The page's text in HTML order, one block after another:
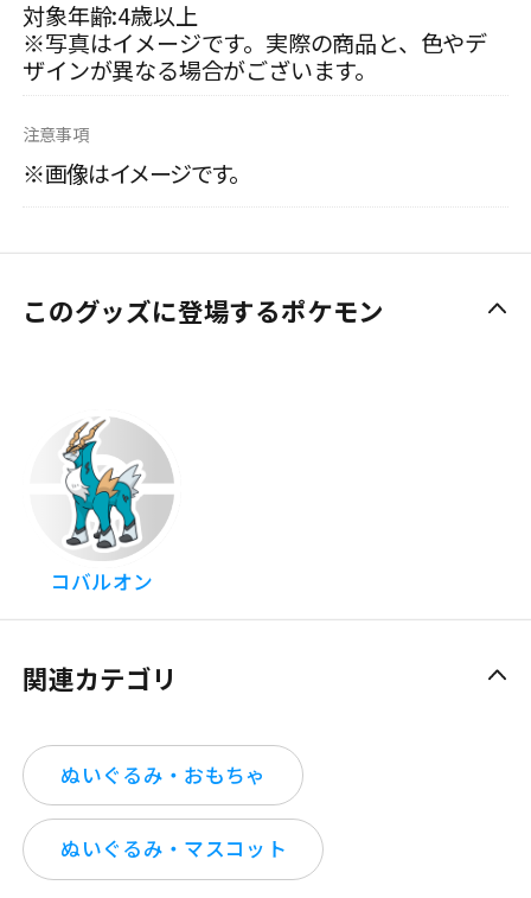
対象年齢:4歳以上
※写真はイメージです。実際の商品と、色やデ
ザインが異なる場合がございます。
注意事項
※画像はイメージです。
このグッズに登場するポケモン
コバルオン
関連カテゴリ
ぬいぐるみ・おもちゃ
ぬいぐるみ・マスコット